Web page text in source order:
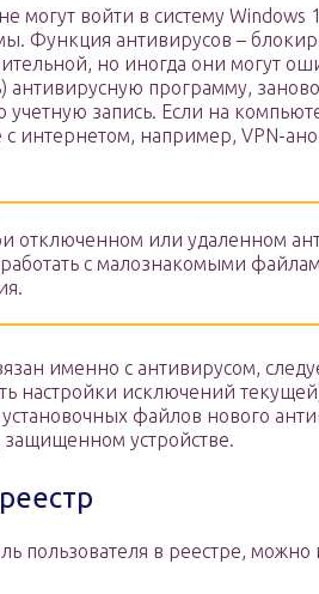
могут войти в систему
Функция антивирусов –
но иногда они могут
антивирусную программу,
учетную запись. Если на
интернетом, например, VPN-
отключенном или удаленном
с малознакомыми
именно с антивирусом,
настройки исключений
установочных файлов нового
устройстве.
пользователя в реестре,